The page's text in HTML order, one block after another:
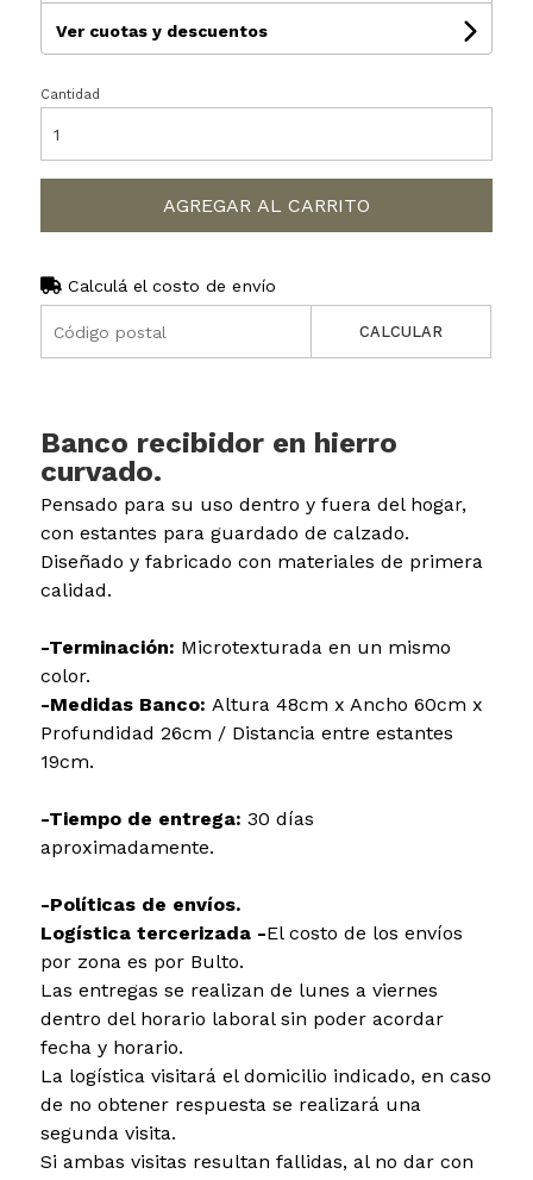
Ver cuotas y descuentos
Cantidad
AGREGAR AL CARRITO
Calculá el costo de envío
CALCULAR
Banco recibidor en hierro
curvado.
Pensado para su uso dentro y fuera del hogar,
con estantes para guardado de calzado.
Diseñado y fabricado con materiales de primera
calidad.
-Terminación: Microtexturada en un mismo
color.
-Medidas Banco: Altura 48cm x Ancho 60cm x
Profundidad 26cm / Distancia entre estantes
19cm.
-Tiempo de entrega: 30 días
aproximadamente.
-Políticas de envíos.
Logística tercerizada -El costo de los envíos
por zona es por Bulto.
Las entregas se realizan de lunes a viernes
dentro del horario laboral sin poder acordar
fecha y horario.
La logística visitará el domicilio indicado, en caso
de no obtener respuesta se realizará una
segunda visita.
Si ambas visitas resultan fallidas, al no dar con